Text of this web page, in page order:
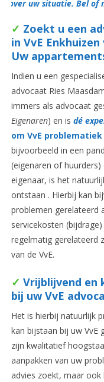
over uw situatie. Bel of
✓ Zoekt u een
in VvE
Uw
Indien u een
advocaat Ries
immers als advocaat
Eigenaren) en is dé
om VvE
bijvoorbeeld in een
(eigenaren of
eigenaar, is het
ontstaan . Hierbij kan
problemen gerelateerd
servicekosten
regelmatig gerelateerd
van de VvE.
✓ Vrijblijvend en
bij uw VvE
Het is hierbij natuurlijk
kan bijstaan bij uw VvE
zijn kwalitatief
aanpakken van uw
advies zoekt, maar